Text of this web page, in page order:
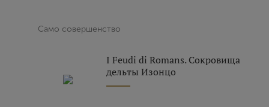
Само совершенство
I Feudi di Romans. Сокровища
дельты Изонцо